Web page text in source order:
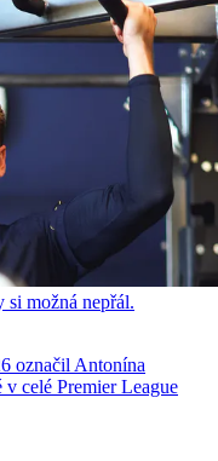
možná nepřál.
označil Antonína
celé Premier League